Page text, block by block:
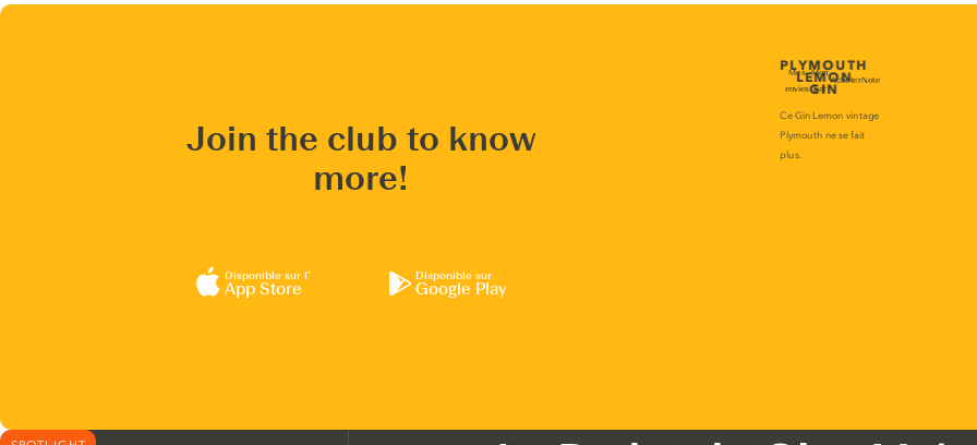
Join the club to know
more!
Disponible sur l’
App Store
Disponible sur
Google Play